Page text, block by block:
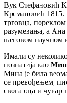
Вук Стефановић
Крсмановић 1815.
трговца,
разумевања, а
његовом научном
Имали су
познатија као
Мина је била
се превођењем,
свога оца и чувар